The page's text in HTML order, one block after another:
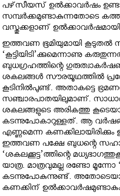
പഴ്‌സീയസ് ഉല്‍ക്കാവര്‍ഷം
സമ്പര്‍ക്കമുണ്ടാകുന്നതോടെ
വസ്തുക്കളാണ്
ഇത്തവണ ഭൂമിയുമായി കൂടുതല്‍
‘കൂട്ടിയിടി’ക്കുമെന്നാണു
ബുധഗ്രഹത്തിന്റെ ഗുരുത്വാകര്‍ഷണ
ശകലങ്ങള്‍ സൗരയൂഥത്തില്‍
കൂടിനില്‍പുണ്ട്. അതാകട്ടെ
സഞ്ചാരപാതയിലുമാണ്.
ശകലങ്ങളുടെ അരികത്തു
കടന്നുപോകാറുള്ളത്. ആ
എണ്ണമെന്ന
ഇത്തവണ പക്ഷേ ബുധന്റെ
‘ശകലക്കൂട്ട’ത്തിന്റെ
യാത്ര. മാത്രവുമല്ല രണ്ടോ മൂന്നോ
കടന്നുപോകുന്നുണ്ട്.
കണക്കിന്